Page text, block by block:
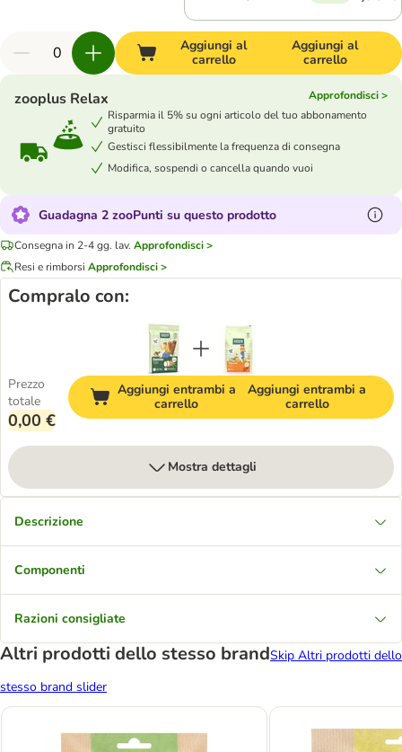
Aggiungi al
carrello
Aggiungi al
carrello
zooplus Relax
Approfondisci >
Risparmia il 5% su ogni articolo del tuo abbonamento
gratuito
Gestisci flessibilmente la frequenza di consegna
Modifica, sospendi o cancella quando vuoi
Guadagna 2 zooPunti su questo prodotto
Consegna in 2-4 gg. lav. Approfondisci >
Resi e rimborsi Approfondisci >
Compralo con:
Prezzo
totale
0,00 €
Aggiungi entrambi a
carrello
Aggiungi entrambi a
carrello
Mostra dettagli
Descrizione
Componenti
Razioni consigliate
Altri prodotti dello stesso brandSkip Altri prodotti dello
stesso brand slider